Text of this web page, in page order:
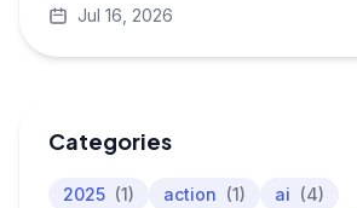
Jul 16, 2026
Categories
2025 (1) action (1) ai (4)